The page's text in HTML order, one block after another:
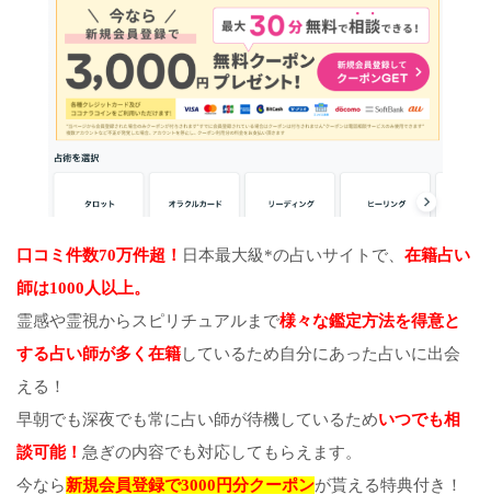
口コミ件数70万件超！ 日本最大級*の占いサイトで、 在籍占い
師は1000人以上。
霊感や霊視からスピリチュアルまで様々な鑑定方法を得意と
する占い師が多く在籍しているため自分にあった占いに出会
える！
早朝でも深夜でも常に占い師が待機しているためいつでも相
談可能！ 急ぎの内容でも対応してもらえます。
今なら新規会員登録で3000円分クーポンが貰える特典付き！